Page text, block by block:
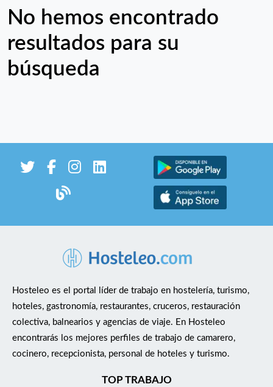
No hemos encontrado
resultados para su
búsqueda
Hosteleo es el portal líder de trabajo en hostelería, turismo,
hoteles, gastronomía, restaurantes, cruceros, restauración
colectiva, balnearios y agencias de viaje. En Hosteleo
encontrarás los mejores perfiles de trabajo de camarero,
cocinero, recepcionista, personal de hoteles y turismo.
TOP TRABAJO